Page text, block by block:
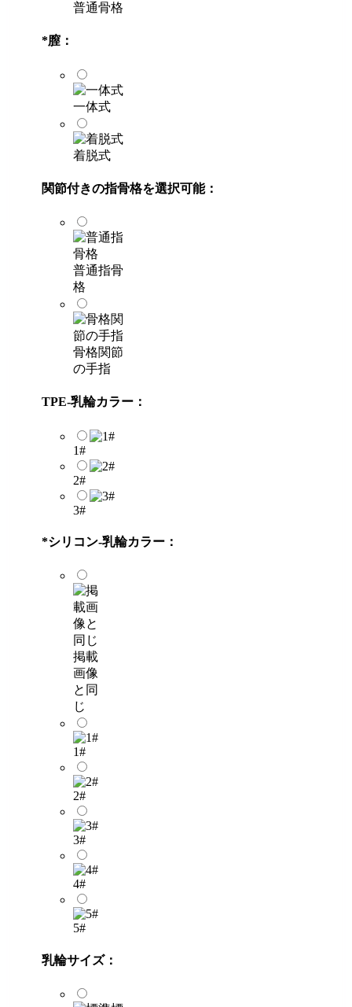
普通骨格
*膣：
一体式
着脱式
関節付きの指骨格を選択可能：
普通指骨
格
骨格関節
の手指
TPE-乳輪カラー：
1#
2#
3#
*シリコン-乳輪カラー：
掲載
画像
と同
じ
1#
2#
3#
4#
5#
乳輪サイズ：